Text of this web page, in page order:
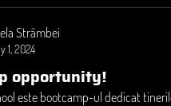
Strâmbei
1, 2024
opportunity!
este bootcamp-ul dedicat